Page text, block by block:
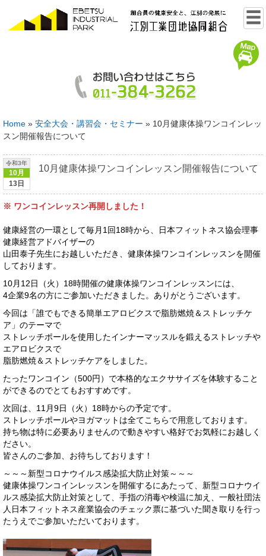
Home » 安全大会・講習会・セミナー » 10月健康体操ワンコインレッ
スン開催報告について
令和3年
10月
13日
10月健康体操ワンコインレッスン開催報告について
※ ワンコインレッスン再開しました！
健康経営の一環として毎月1回18時から、日本フィットネス協会理事
健康経営アドバイザーの
山田泰子先生にお越しいただき、健康体操ワンコインレッスンを開催
しております。
10月12日（火）18時開催の健康体操ワンコインレッスンには、
4企業9名の方にご参加いただきました。ありがとうございます。
今回は「誰でもできる簡単エアロビクスで脂肪燃焼＆ストレッチケ
ア」のテーマで
ストレッチポールを使用したインナーマッスルを鍛えるストレッチや
エアロビクスで
脂肪燃焼＆ストレッチケアをしました。
たったワンコイン（500円）で本格的なエクササイズを体験すること
ができるのでとてもおすすめです。
次回は、11月9日（火）18時からの予定です。
ストレッチポールやヨガマットは全てこちらで用意しております。
持ち物は特に必要ありませんので動きやすい格好でお気軽にお越しく
ださい。
皆さんのご参加、お待ちしております！
～～～新型コロナウイルス感染拡大防止対策～～～
健康体操ワンコインレッスンを開催するにあたって、新型コロナウイ
ルス感染拡大防止対策として、手指の消毒や検温に加え、一般社団法
人日本フィットネス産業協会のチェック票に基づいた聞き取りを行っ
たうえでご参加いただいております。